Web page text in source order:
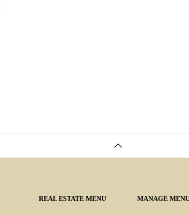
REAL ESTATE MENU MANAGE